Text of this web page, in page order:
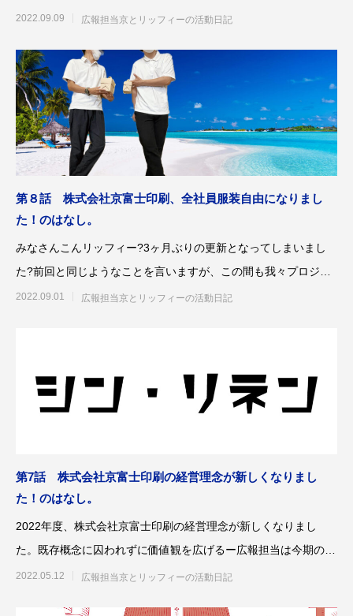
2015.04.10
について、これから活動
2022.09.09 広報担当京とリッフィーの活動日記
第８話 株式会社京富士印刷、全社員服装自由になりまし
た！のはなし。
みなさんこんリッフィー?3ヶ月ぶりの更新となってしまいまし
た?前回と同じようなことを言いますが、この間も我々プロジェ
クトチームは毎週ミー
2022.09.01 広報担当京とリッフィーの活動日記
第7話 株式会社京富士印刷の経営理念が新しくなりまし
た！のはなし。
2022年度、株式会社京富士印刷の経営理念が新しくなりまし
た。既存概念に囚われずに価値観を広げるー広報担当は今期の理
念と個人の思いや考え方に
2022.05.12 広報担当京とリッフィーの活動日記